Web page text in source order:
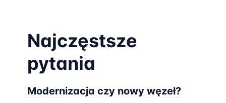
Najczęstsze
pytania
Modernizacja czy nowy węzeł?